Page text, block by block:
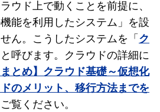
ウド上で動くことを前提に、
能を利用したシステム」を設
ん。こうしたシステムを「 ク
呼びます。クラウドの詳細に
まとめ】クラウド基礎～仮想化
のメリット、移行方法までを
覧ください。